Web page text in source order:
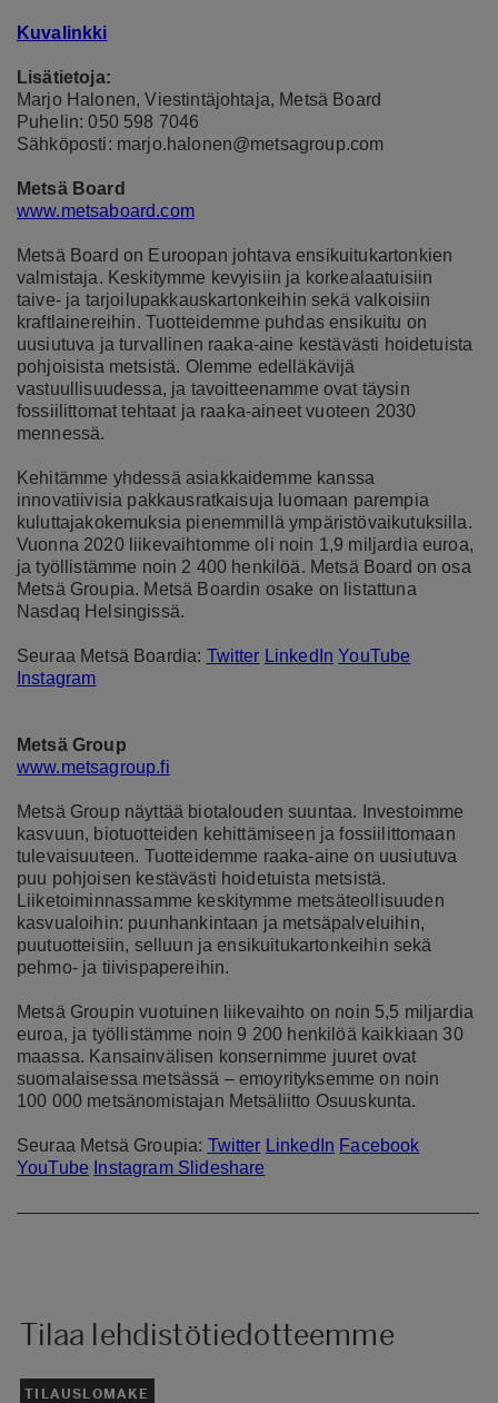
Kuvalinkki
Lisätietoja:
Marjo Halonen, Viestintäjohtaja, Metsä Board
Puhelin: 050 598 7046
Sähköposti: marjo.halonen@metsagroup.com
Metsä Board
www.metsaboard.com
Metsä Board on Euroopan johtava ensikuitukartonkien
valmistaja. Keskitymme kevyisiin ja korkealaatuisiin
taive- ja tarjoilupakkauskartonkeihin sekä valkoisiin
kraftlainereihin. Tuotteidemme puhdas ensikuitu on
uusiutuva ja turvallinen raaka-aine kestävästi hoidetuista
pohjoisista metsistä. Olemme edelläkävijä
vastuullisuudessa, ja tavoitteenamme ovat täysin
fossiilittomat tehtaat ja raaka-aineet vuoteen 2030
mennessä.
Kehitämme yhdessä asiakkaidemme kanssa
innovatiivisia pakkausratkaisuja luomaan parempia
kuluttajakokemuksia pienemmillä ympäristövaikutuksilla.
Vuonna 2020 liikevaihtomme oli noin 1,9 miljardia euroa,
ja työllistämme noin 2 400 henkilöä. Metsä Board on osa
Metsä Groupia. Metsä Boardin osake on listattuna
Nasdaq Helsingissä.
Seuraa Metsä Boardia: Twitter LinkedIn YouTube
Instagram
Metsä Group
www.metsagroup.fi
Metsä Group näyttää biotalouden suuntaa. Investoimme
kasvuun, biotuotteiden kehittämiseen ja fossiilittomaan
tulevaisuuteen. Tuotteidemme raaka-aine on uusiutuva
puu pohjoisen kestävästi hoidetuista metsistä.
Liiketoiminnassamme keskitymme metsäteollisuuden
kasvualoihin: puunhankintaan ja metsäpalveluihin,
puutuotteisiin, selluun ja ensikuitukartonkeihin sekä
pehmo- ja tiivispapereihin.
Metsä Groupin vuotuinen liikevaihto on noin 5,5 miljardia
euroa, ja työllistämme noin 9 200 henkilöä kaikkiaan 30
maassa. Kansainvälisen konsernimme juuret ovat
suomalaisessa metsässä – emoyrityksemme on noin
100 000 metsänomistajan Metsäliitto Osuuskunta.
Seuraa Metsä Groupia: Twitter LinkedIn Facebook
YouTube Instagram Slideshare
Tilaa lehdistötiedotteemme
TILAUSLOMAKE